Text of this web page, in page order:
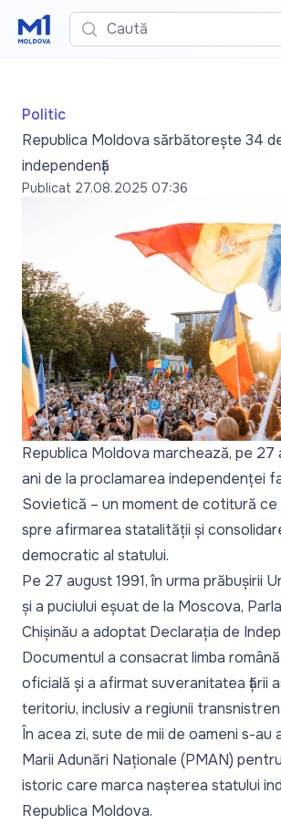
Caută
Politic
Republica Moldova sărbătorește 34
independență
Publicat 27.08.2025 07:36
Republica Moldova marchează, pe 27
ani de la proclamarea independenței
Sovietică – un moment de cotitură ce
spre afirmarea statalității și
democratic al statului.
Pe 27 august 1991, în urma prăbușirii
și a puciului eșuat de la Moscova,
Chișinău a adoptat Declarația de
Documentul a consacrat limba
oficială și a afirmat suveranitatea țării
teritoriu, inclusiv a regiunii
În acea zi, sute de mii de oameni s-au
Marii Adunări Naționale (PMAN)
istoric care marca nașterea statului
Republica Moldova.